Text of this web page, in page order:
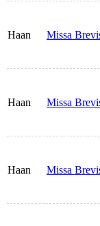
Haan Missa
Haan Missa
Haan Missa